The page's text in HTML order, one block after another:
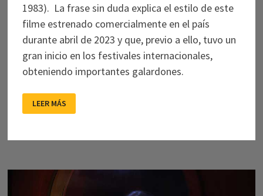
1983). La frase sin duda explica el estilo de este
filme estrenado comercialmente en el país
durante abril de 2023 y que, previo a ello, tuvo un
gran inicio en los festivales internacionales,
obteniendo importantes galardones.
BLANQUITA:
CINE
NEGRO
DE
LEER MÁS